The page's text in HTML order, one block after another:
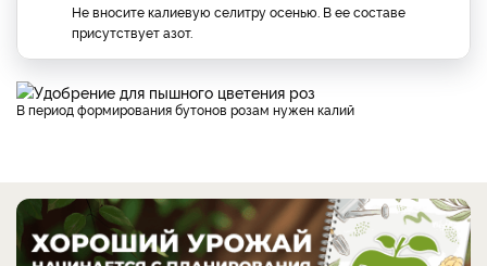
Не вносите калиевую селитру осенью. В ее составе
присутствует азот.
В период формирования бутонов розам нужен калий